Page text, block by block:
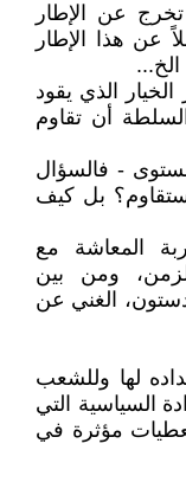
عن الإطار
عن هذا الإطار
الخ...
الذي يقود
أن تقاوم
- فالسؤال
بل كيف
المعاشة مع
ومن بين
الغني عن
لها وللشعب
السياسية التي
مؤثرة في